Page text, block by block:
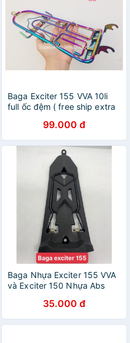
Baga Exciter 155 VVA 10li
full ốc đệm ( free ship extra
99.000 đ
Baga Nhựa Exciter 155 VVA
và Exciter 150 Nhựa Abs
35.000 đ